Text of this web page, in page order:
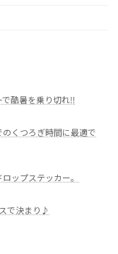
酷暑を乗り切れ‼
くつろぎ時間に最適で
ップステッカー。
で決まり♪